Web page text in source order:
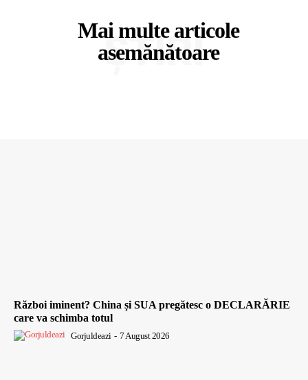
Mai multe articole
asemănătoare
ȘTIRI
Război iminent? China și SUA pregătesc o DECLARĂRIE
care va schimba totul
Gorjuldeazi - 7 August 2026